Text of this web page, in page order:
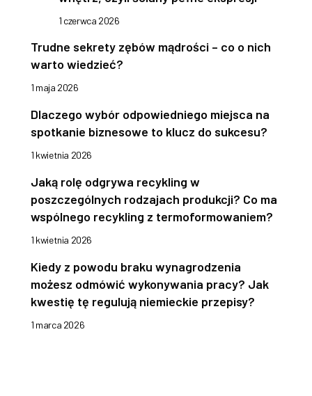
1 czerwca 2026
Trudne sekrety zębów mądrości – co o nich
warto wiedzieć?
1 maja 2026
Dlaczego wybór odpowiedniego miejsca na
spotkanie biznesowe to klucz do sukcesu?
1 kwietnia 2026
Jaką rolę odgrywa recykling w
poszczególnych rodzajach produkcji? Co ma
wspólnego recykling z termoformowaniem?
1 kwietnia 2026
Kiedy z powodu braku wynagrodzenia
możesz odmówić wykonywania pracy? Jak
kwestię tę regulują niemieckie przepisy?
1 marca 2026